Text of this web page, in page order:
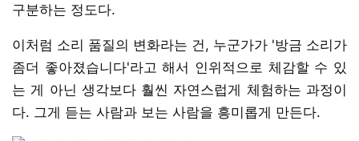
구분하는 정도다.
이처럼 소리 품질의 변화라는 건, 누군가가 '방금 소리가
좀더 좋아졌습니다'라고 해서 인위적으로 체감할 수 있
는 게 아닌 생각보다 훨씬 자연스럽게 체험하는 과정이
다. 그게 듣는 사람과 보는 사람을 흥미롭게 만든다.